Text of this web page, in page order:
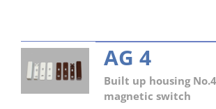
AG 4
Built up housing
magnetic switch